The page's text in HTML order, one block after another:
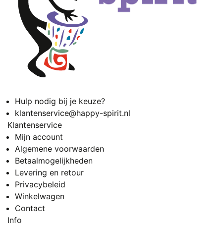
Hulp nodig bij je keuze?
klantenservice@happy-spirit.nl
Klantenservice
Mijn account
Algemene voorwaarden
Betaalmogelijkheden
Levering en retour
Privacybeleid
Winkelwagen
Contact
Info